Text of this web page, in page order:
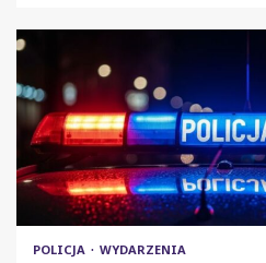
POLICJA WYDARZENIA